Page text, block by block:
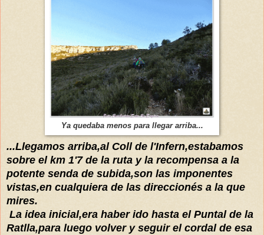
Ya quedaba menos para llegar arriba...
...Llegamos arriba,al Coll de l'Infern,estabamos
sobre el km 1'7 de la ruta y la recompensa a la
potente senda de subida,son las imponentes
vistas,en cualquiera de las direccionés a la que
mires.
La idea inicial,era haber ido hasta el Puntal de la
Ratlla,para luego volver y seguir el cordal de esa